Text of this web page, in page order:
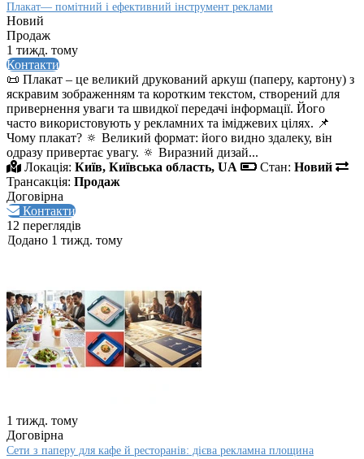
Плакат— помітний і ефективний інструмент реклами
Новий
Продаж
1 тижд. тому
Контакти
📜 Плакат – це великий друкований аркуш (паперу, картону) з
яскравим зображенням та коротким текстом, створений для
привернення уваги та швидкої передачі інформації. Його
часто використовують у рекламних та іміджевих цілях. 📌
Чому плакат? 🔅 Великий формат: його видно здалеку, він
одразу привертає увагу. 🔅 Виразний дизай...
Локація: Київ, Київська область, UA Стан: Новий
Трансакція: Продаж
Договірна
Контакти
12 переглядів
Додано 1 тижд. тому
1 тижд. тому
Договірна
Сети з паперу для кафе й ресторанів: дієва рекламна площина